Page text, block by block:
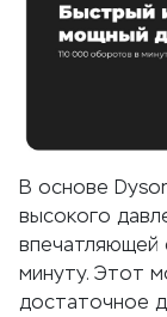
В основе
высокого
минуту. Этот
достаточное